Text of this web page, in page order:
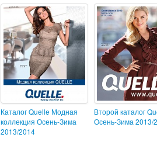
Каталог Quelle Модная
коллекция Осень-Зима
2013/2014
Второй каталог
Осень-Зима 2013/